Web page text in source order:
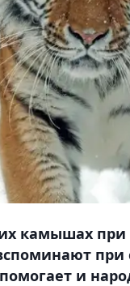
камышах
при
и